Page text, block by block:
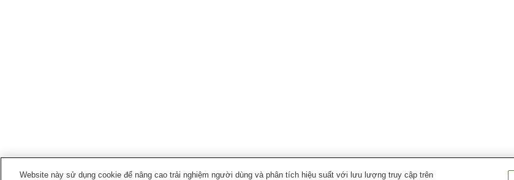
Website này sử dụng cookie để nâng cao trải nghiệm người dùng và phân tích hiệu suất với lưu lượng truy cập trên